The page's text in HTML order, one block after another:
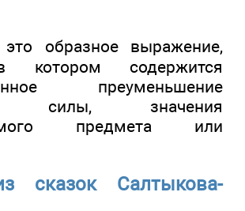
образное выражение,
котором содержится
преуменьшение
силы, значения
предмета или
сказок Салтыкова-